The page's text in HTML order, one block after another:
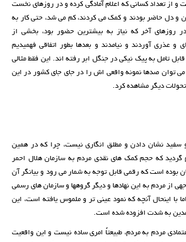
و از تعداد کسانی که اعلام آمادگی کرده و در روزهای نخست
و دل حاضر بودند و کمک می کردند، کم می شد، حتی کار به
روزهای آخر که نیاز به بیشترین حضور بود، بخشی از
و عذری آوردند و نیامدند و بعدها بطور اتفاقی فهمیدیم
تامل به پیک نیکی در جنگل ابر رفته اند. این فقط مثالی
می توان صدها نمونه واقعی اش را در جای جای کشور در این
دیگر مشاهده کرد.
و سفید نشان دادن و مطلق انگاری نیست، چرا که در همین
گردید که حجم کمک های نقدی مردم به سازمان هلال احمر
تومان بوده است که رقمی قابل توجه به شمار می رود و بیانگر آن
از مردم به این نهادها و دیگر گروهها و سازمان های رسمی
با اینحال آنچه که نمود عینی تر و ملموس یافته است، این
به شدت افزوده شده است.
مردم به مردم، طبیعتاً امری ساده نیست و این واقعیت